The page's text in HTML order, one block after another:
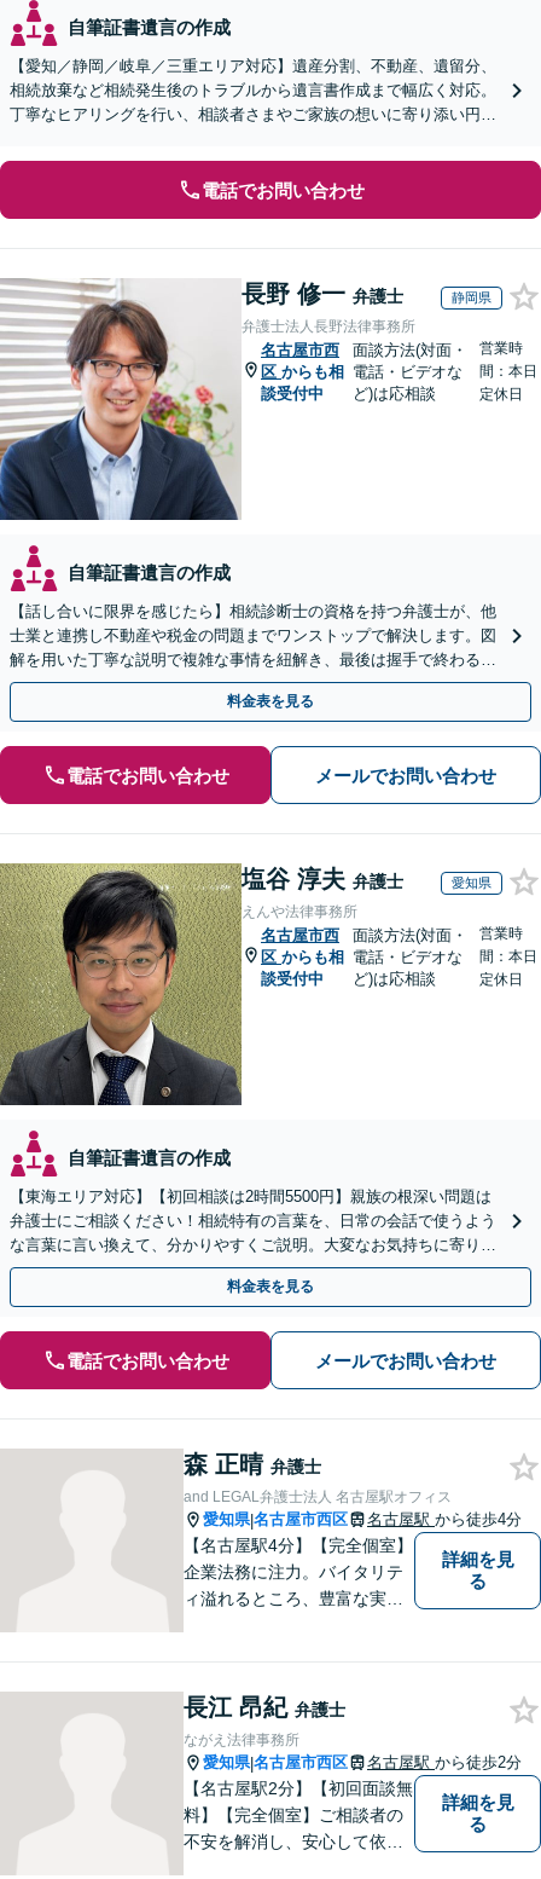
自筆証書遺言の作成
【愛知／静岡／岐阜／三重エリア対応】遺産分割、不動産、遺留分、
相続放棄など相続発生後のトラブルから遺言書作成まで幅広く対応。
丁寧なヒアリングを行い、相談者さまやご家族の想いに寄り添い円滑
電話でお問い合わせ
長野 修一 弁護士 静岡県
弁護士法人長野法律事務所
名古屋市西
区 からも相
談受付中
面談方法(対面・
電話・ビデオな
ど)は応相談
営業時
間：本日
定休日
自筆証書遺言の作成
【話し合いに限界を感じたら】相続診断士の資格を持つ弁護士が、他
士業と連携し不動産や税金の問題までワンストップで解決します。図
解を用いた丁寧な説明で複雑な事情を紐解き、最後は握手で終わる円
満な解決へ導きます。【東海エリア・神奈川県対応】
料金表を見る
電話でお問い合わせ メールでお問い合わせ
塩谷 淳夫 弁護士 愛知県
えんや法律事務所
名古屋市西
区 からも相
談受付中
面談方法(対面・
電話・ビデオな
ど)は応相談
営業時
間：本日
定休日
自筆証書遺言の作成
【東海エリア対応】【初回相談は2時間5500円】親族の根深い問題は
弁護士にご相談ください！相続特有の言葉を、日常の会話で使うよう
な言葉に言い換えて、分かりやすくご説明。大変なお気持ちに寄り添
い、納得できる解決を目指します
料金表を見る
電話でお問い合わせ メールでお問い合わせ
森 正晴 弁護士
and LEGAL弁護士法人 名古屋駅オフィス
愛知県|名古屋市西区 名古屋駅 から徒歩4分
【名古屋駅4分】【完全個室】
企業法務に注力。バイタリテ
ィ溢れるところ、豊富な実
い。
詳細を見
る
長江 昂紀 弁護士
ながえ法律事務所
愛知県|名古屋市西区 名古屋駅 から徒歩2分
【名古屋駅2分】【初回面談無
料】【完全個室】ご相談者の
不安を解消し、安心して依頼
詳細を見
る